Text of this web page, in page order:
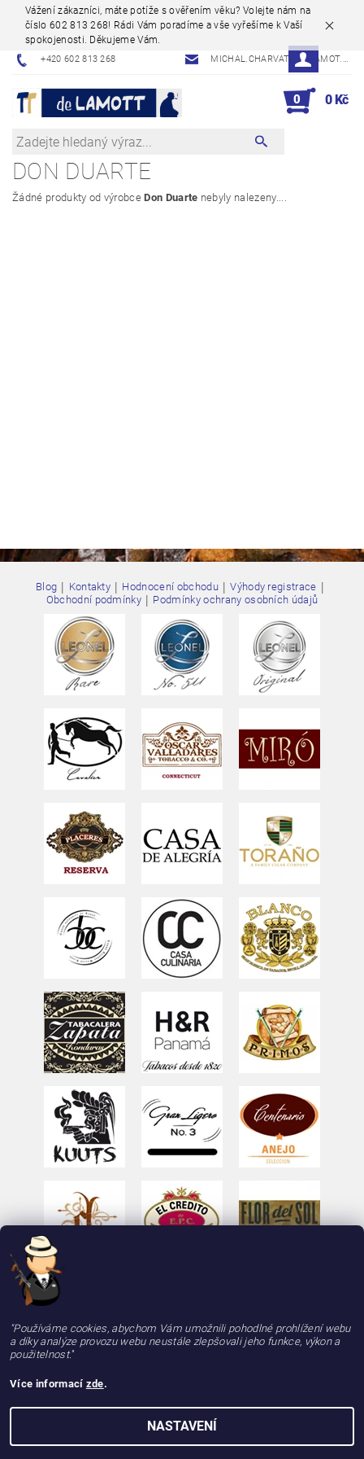
Vážení zákazníci, máte potíže s ověřením věku? Volejte nám na
číslo 602 813 268! Rádi Vám poradíme a vše vyřešíme k Vaší
spokojenosti. Děkujeme Vám.
+420 602 813 268 MICHAL.CHARVAT@DELAMOT.CZ
0 0 Kč
DON DUARTE
Žádné produkty od výrobceDon Duarte nebyly nalezeny....
Blog Kontakty Hodnocení obchodu Výhody registrace
Obchodní podmínky Podmínky ochrany osobních údajů
2026 © deLAMOTT, e-shop - doutniky24.cz, doutníky se zárukou 100% kvality, rychle a
"Používáme cookies, abychom Vám umožnili pohodlné prohlížení webu
a díky analýze provozu webu neustále zlepšovali jeho funkce, výkon a
použitelnost."
Více informací zde.
NASTAVENÍ